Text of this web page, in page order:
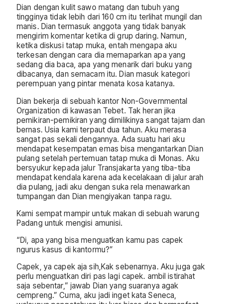
Dian dengan kulit sawo matang dan tubuh yang
tingginya tidak lebih dari 160 cm itu terlihat mungil dan
manis. Dian termasuk anggota yang tidak banyak
mengirim komentar ketika di grup daring. Namun,
ketika diskusi tatap muka, entah mengapa aku
terkesan dengan cara dia memaparkan apa yang
sedang dia baca, apa yang menarik dari buku yang
dibacanya, dan semacam itu. Dian masuk kategori
perempuan yang pintar menata kosa katanya.
Dian bekerja di sebuah kantor Non-Governmental
Organization di kawasan Tebet. Tak heran jika
pemikiran-pemikiran yang dimilikinya sangat tajam dan
bernas. Usia kami terpaut dua tahun. Aku merasa
sangat pas sekali dengannya. Ada suatu hari aku
mendapat kesempatan emas bisa mengantarkan Dian
pulang setelah pertemuan tatap muka di Monas. Aku
bersyukur kepada jalur Transjakarta yang tiba-tiba
mendapat kendala karena ada kecelakaan di jalur arah
dia pulang, jadi aku dengan suka rela menawarkan
tumpangan dan Dian mengiyakan tanpa ragu.
Kami sempat mampir untuk makan di sebuah warung
Padang untuk mengisi amunisi.
“Di, apa yang bisa menguatkan kamu pas capek
ngurus kasus di kantormu?”
Capek, ya capek aja sih,Kak sebenarnya. Aku juga gak
perlu menguatkan diri pas lagi capek. ambil istirahat
saja sebentar,” jawab Dian yang suaranya agak
cempreng.” Cuma, aku jadi inget kata Seneca,